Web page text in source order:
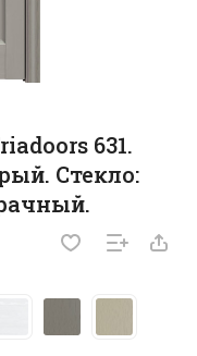
631.
Стекло: